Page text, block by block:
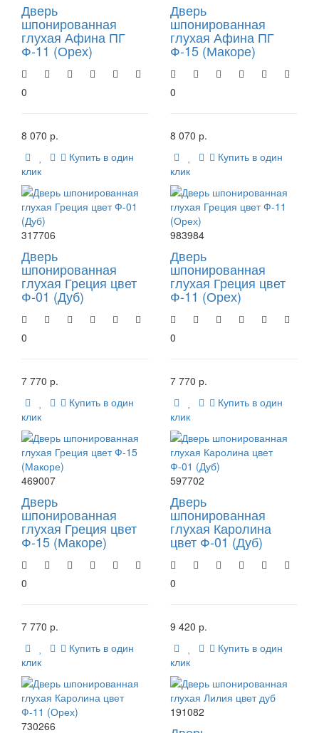
Дверь
шпонированная
глухая Афина ПГ
Ф-11 (Орех)
0
8 070 р.
Купить в один
клик
Дверь
шпонированная
глухая Афина ПГ
Ф-15 (Макоре)
0
8 070 р.
Купить в один
клик
317706
Дверь
шпонированная
глухая Греция цвет
Ф-01 (Дуб)
0
7 770 р.
Купить в один
клик
983984
Дверь
шпонированная
глухая Греция цвет
Ф-11 (Орех)
0
7 770 р.
Купить в один
клик
469007
Дверь
шпонированная
глухая Греция цвет
Ф-15 (Макоре)
0
7 770 р.
Купить в один
клик
597702
Дверь
шпонированная
глухая Каролина
цвет Ф-01 (Дуб)
0
9 420 р.
Купить в один
клик
730266
191082